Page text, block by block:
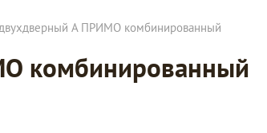
A ПРИМО комбинированный
комбинированный